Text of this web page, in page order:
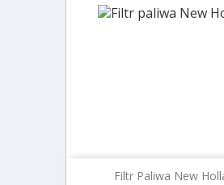
Filtr Paliwa New